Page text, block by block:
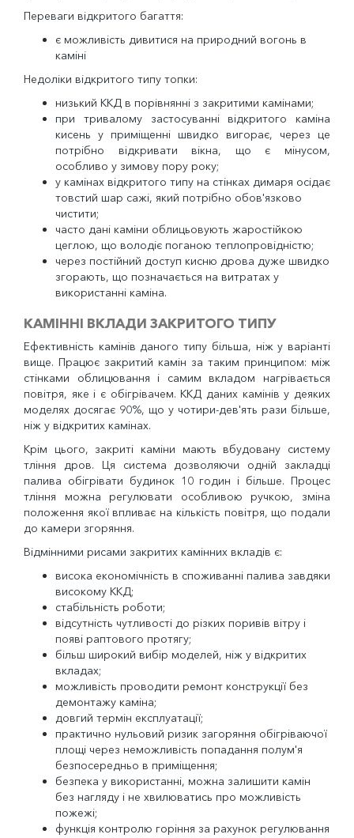
Переваги відкритого багаття:
є можливість дивитися на природний вогонь в
каміні
Недоліки відкритого типу топки:
низький ККД в порівнянні з закритими камінами;
при тривалому застосуванні відкритого каміна
кисень у приміщенні швидко вигорає, через це
потрібно відкривати вікна, що є мінусом,
особливо у зимову пору року;
у камінах відкритого типу на стінках димаря осідає
товстий шар сажі, який потрібно обов'язково
чистити;
часто дані каміни облицьовують жаростійкою
цеглою, що володіє поганою теплопровідністю;
через постійний доступ кисню дрова дуже швидко
згорають, що позначається на витратах у
використанні каміна.
КАМІННІ ВКЛАДИ ЗАКРИТОГО ТИПУ
Ефективність камінів даного типу більша, ніж у варіанті
вище. Працює закритий камін за таким принципом: між
стінками облицювання і самим вкладом нагрівається
повітря, яке і є обігрівачем. ККД даних камінів у деяких
моделях досягає 90%, що у чотири-дев'ять рази більше,
ніж у відкритих камінах.
Крім цього, закриті каміни мають вбудовану систему
тління дров. Ця система дозволяючи одній закладці
палива обігрівати будинок 10 годин і більше. Процес
тління можна регулювати особливою ручкою, зміна
положення якої впливає на кількість повітря, що подали
до камери згоряння.
Відмінними рисами закритих камінних вкладів є:
висока економічність в споживанні палива завдяки
високому ККД;
стабільність роботи;
відсутність чутливості до різких поривів вітру і
появі раптового протягу;
більш широкий вибір моделей, ніж у відкритих
вкладах;
можливість проводити ремонт конструкції без
демонтажу каміна;
довгий термін експлуатації;
практично нульовий ризик загоряння обігріваючої
площі через неможливість попадання полум'я
безпосередньо в приміщення;
безпека у використанні, можна залишити камін
без нагляду і не хвилюватись про можливість
пожежі;
функція контролю горіння за рахунок регулювання